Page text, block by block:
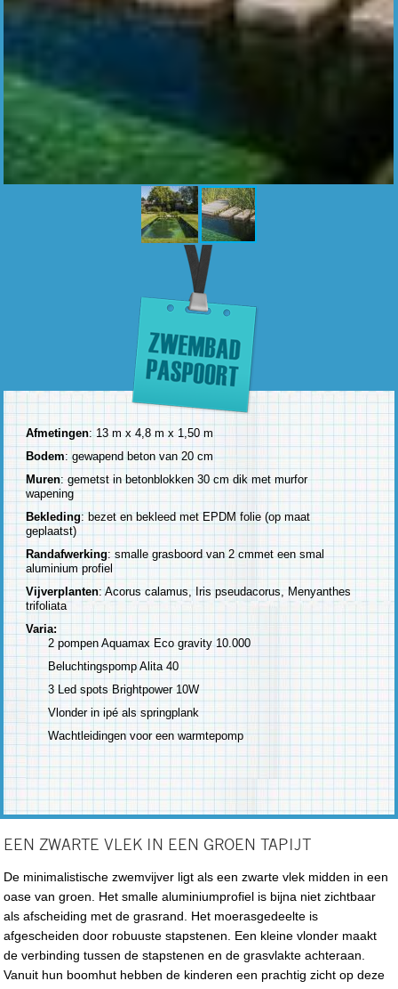
Afmetingen: 13 m x 4,8 m x 1,50 m
Bodem: gewapend beton van 20 cm
Muren: gemetst in betonblokken 30 cm dik met murfor
wapening
Bekleding: bezet en bekleed met EPDM folie (op maat
geplaatst)
Randafwerking: smalle grasboord van 2 cmmet een smal
aluminium profiel
Vijverplanten: Acorus calamus, Iris pseudacorus, Menyanthes
trifoliata
Varia:
2 pompen Aquamax Eco gravity 10.000
Beluchtingspomp Alita 40
3 Led spots Brightpower 10W
Vlonder in ipé als springplank
Wachtleidingen voor een warmtepomp
EEN ZWARTE VLEK IN EEN GROEN TAPIJT
De minimalistische zwemvijver ligt als een zwarte vlek midden in een
oase van groen. Het smalle aluminiumprofiel is bijna niet zichtbaar
als afscheiding met de grasrand. Het moerasgedeelte is
afgescheiden door robuuste stapstenen. Een kleine vlonder maakt
de verbinding tussen de stapstenen en de grasvlakte achteraan.
Vanuit hun boomhut hebben de kinderen een prachtig zicht op deze